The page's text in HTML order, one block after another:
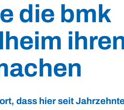
die bmk
dass hier seit